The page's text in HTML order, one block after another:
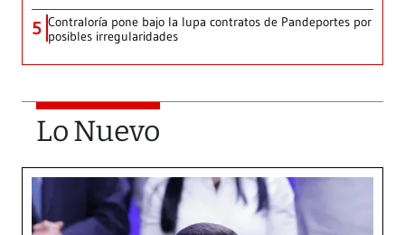
5 Contraloría pone bajo la lupa contratos de Pandeportes por
posibles irregularidades
Lo Nuevo